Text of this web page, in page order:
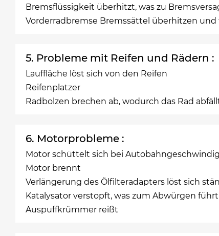
Bremsflüssigkeit überhitzt, was zu
Vorderradbremse Bremssättel überhitzen und
5. Probleme mit Reifen und Rädern :
Lauffläche löst sich von den Reifen
Reifenplatzer
Radbolzen brechen ab, wodurch das Rad
6. Motorprobleme :
Motor schüttelt sich bei
Motor brennt
Verlängerung des Ölfilteradapters löst sich
Katalysator verstopft, was zum Abwürgen führt
Auspuffkrümmer reißt